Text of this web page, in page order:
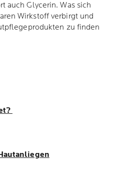
auch Glycerin. Was sich
Wirkstoff verbirgt und
zu finden